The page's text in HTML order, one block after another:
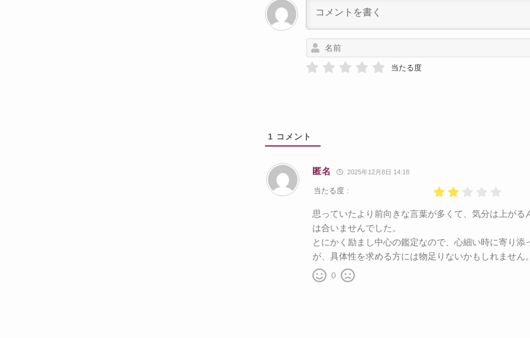
当たる度
1 コメント
匿名 2025年12月8日 14:18
当たる度 :
思っていたより前向きな言葉が多くて、気分は上が
は合いませんでした。
とにかく励まし中心の鑑定なので、心細い時に寄り
が、具体性を求める方には物足りないかもしれません
0